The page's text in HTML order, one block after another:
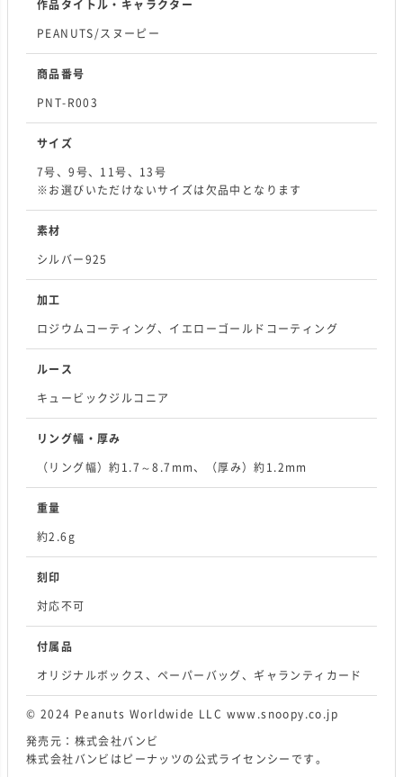
作品タイトル・キャラクター
PEANUTS/スヌーピー
商品番号
PNT-R003
サイズ
7号、9号、11号、13号
※お選びいただけないサイズは欠品中となります
素材
シルバー925
加工
ロジウムコーティング、イエローゴールドコーティング
ルース
キュービックジルコニア
リング幅・厚み
（リング幅）約1.7～8.7mm、（厚み）約1.2mm
重量
約2.6g
刻印
対応不可
付属品
オリジナルボックス、ペーパーバッグ、ギャランティカード
© 2024 Peanuts Worldwide LLC www.snoopy.co.jp
発売元：株式会社バンビ
株式会社バンビはピーナッツの公式ライセンシーです。